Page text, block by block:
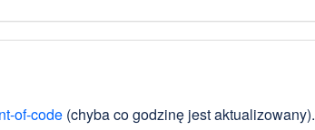
of-code (chyba co godzinę jest aktualizowany).